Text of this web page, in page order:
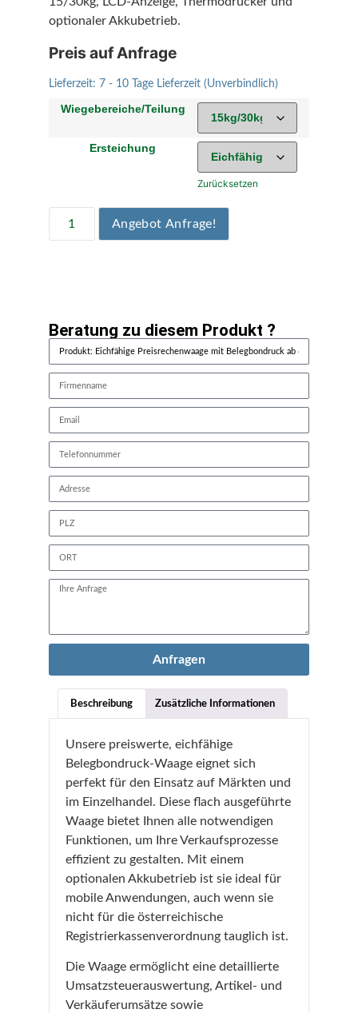
optionaler Akkubetrieb.
Preis auf Anfrage
Lieferzeit: 7 - 10 Tage Lieferzeit (Unverbindlich)
Wiegebereiche/Teilung
Ersteichung
Zurücksetzen
Angebot Anfrage!
Beschreibung Zusätzliche Informationen
Unsere preiswerte, eichfähige
Belegbondruck-Waage eignet sich
perfekt für den Einsatz auf Märkten und
im Einzelhandel. Diese flach ausgeführte
Waage bietet Ihnen alle notwendigen
Funktionen, um Ihre Verkaufsprozesse
effizient zu gestalten. Mit einem
optionalen Akkubetrieb ist sie ideal für
mobile Anwendungen, auch wenn sie
nicht für die österreichische
Registrierkassenverordnung tauglich ist.
Die Waage ermöglicht eine detaillierte
Umsatzsteuerauswertung, Artikel- und
Verkäuferumsätze sowie
Beratung zu diesem Produkt ?
Anfragen